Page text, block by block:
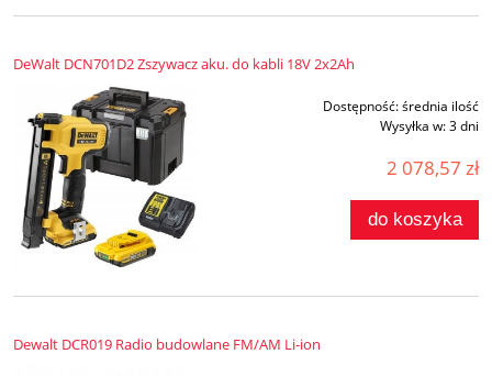
DeWalt DCN701D2 Zszywacz aku. do kabli 18V 2x2Ah
Dostępność:średnia ilość
Wysyłka w:3 dni
2 078,57 zł
do koszyka
Dewalt DCR019 Radio budowlane FM/AM Li-ion